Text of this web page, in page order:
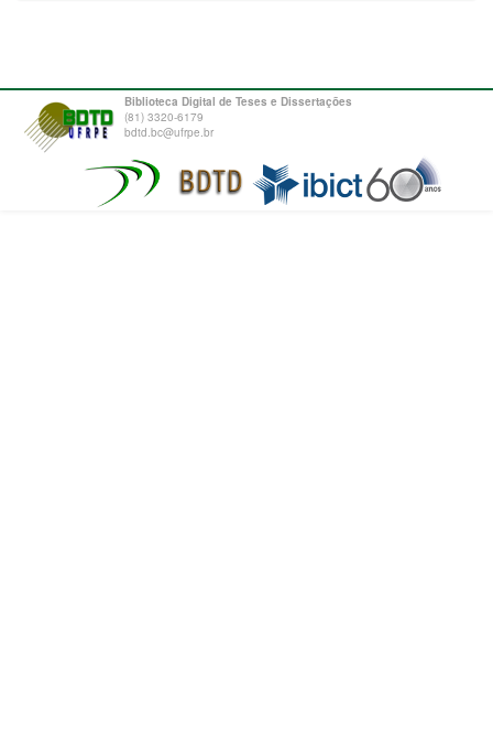
Biblioteca Digital de Teses e Dissertações
(81) 3320-6179
bdtd.bc@ufrpe.br